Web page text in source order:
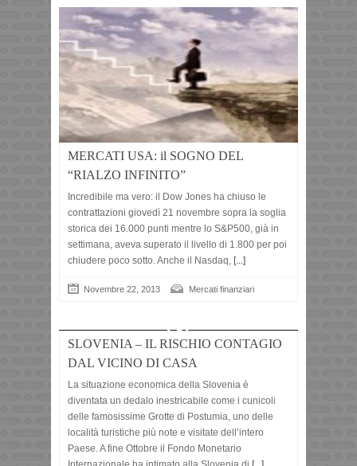
MERCATI USA: il SOGNO DEL
“RIALZO INFINITO”
Incredibile ma vero: il Dow Jones ha chiuso le
contrattazioni giovedì 21 novembre sopra la soglia
storica dei 16.000 punti mentre lo S&P500, già in
settimana, aveva superato il livello di 1.800 per poi
chiudere poco sotto. Anche il Nasdaq, [...]
Novembre 22, 2013 Mercati finanziari
SLOVENIA – IL RISCHIO CONTAGIO
DAL VICINO DI CASA
La situazione economica della Slovenia è
diventata un dedalo inestricabile come i cunicoli
delle famosissime Grotte di Postumia, uno delle
località turistiche più note e visitate dell’intero
Paese. A fine Ottobre il Fondo Monetario